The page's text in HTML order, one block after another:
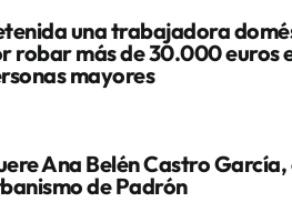
una trabajadora
robar más de 30.000 euros
mayores
Ana Belén Castro
de Padrón